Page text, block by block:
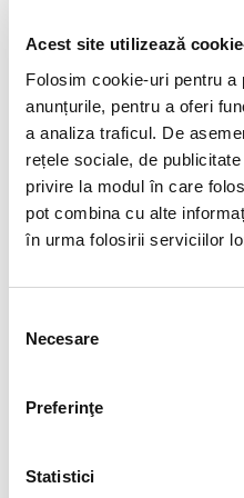
Acest site utilizează
Folosim cookie-uri pentru
anunțurile, pentru a oferi
a analiza traficul. De
rețele sociale, de
privire la modul în care
pot combina cu alte
în urma folosirii serviciilor
consimțământului
Necesare
Preferinţe
Statistici
Învățarea ca
cu prof. Marin
director de
Ca orice schimbare
învățământului vine
provocări. În
nu toți profesorii au